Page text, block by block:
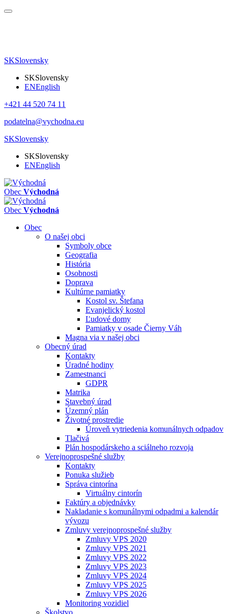
SKSlovensky
SKSlovensky
ENEnglish
+421 44 520 74 11
podatelna@vychodna.eu
SKSlovensky
SKSlovensky
ENEnglish
Obec Východná
Obec Východná
Obec
O našej obci
Symboly obce
Geografia
História
Osobnosti
Doprava
Kultúrne pamiatky
Kostol sv. Štefana
Evanjelický kostol
Ľudové domy
Pamiatky v osade Čierny Váh
Magna via v našej obci
Obecný úrad
Kontakty
Úradné hodiny
Zamestnanci
GDPR
Matrika
Stavebný úrad
Územný plán
Životné prostredie
Úroveň vytriedenia komunálnych odpadov
Tlačivá
Plán hospodárskeho a sciálneho rozvoja
Verejnoprospešné služby
Kontakty
Ponuka služieb
Správa cintorína
Virtuálny cintorín
Faktúry a objednávky
Nakladanie s komunálnymi odpadmi a kalendár
vývozu
Zmluvy verejnoprospešné služby
Zmluvy VPS 2020
Zmluvy VPS 2021
Zmluvy VPS 2022
Zmluvy VPS 2023
Zmluvy VPS 2024
Zmluvy VPS 2025
Zmluvy VPS 2026
Monitoring vozidiel
Školstvo